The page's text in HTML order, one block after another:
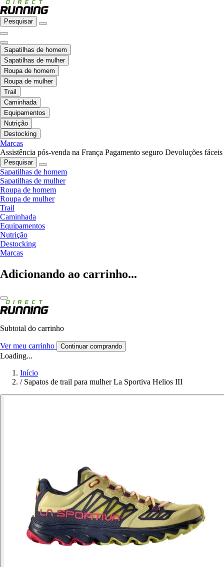
Pesquisar
Sapatilhas de homem
Sapatilhas de mulher
Roupa de homem
Roupa de mulher
Trail
Caminhada
Equipamentos
Nutrição
Destocking
Marcas
Assistência pós-venda na França Pagamento seguro Devoluções fáceis
Pesquisar
Sapatilhas de homem
Sapatilhas de mulher
Roupa de homem
Roupa de mulher
Trail
Caminhada
Equipamentos
Nutrição
Destocking
Marcas
Adicionando ao carrinho...
Subtotal do carrinho
Ver meu carrinho Continuar comprando
Loading...
Início
/ Sapatos de trail para mulher La Sportiva Helios III